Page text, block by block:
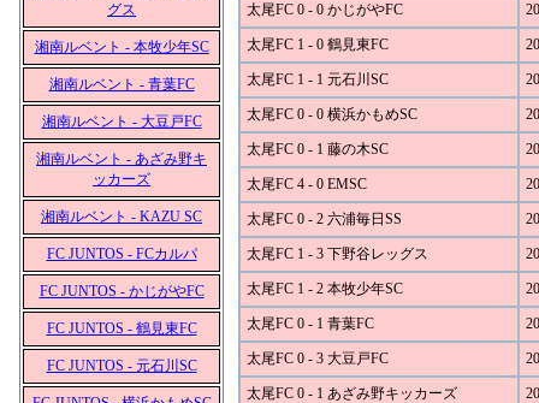
グス
湘南ルベント - 本牧少年SC
湘南ルベント - 青葉FC
湘南ルベント - 大豆戸FC
湘南ルベント - あざみ野キ
ッカーズ
湘南ルベント - KAZU SC
FC JUNTOS - FCカルパ
FC JUNTOS - かじがやFC
FC JUNTOS - 鶴見東FC
FC JUNTOS - 元石川SC
太尾FC 0 - 0 かじがやFC
太尾FC 1 - 0 鶴見東FC
太尾FC 1 - 1 元石川SC
太尾FC 0 - 0 横浜かもめSC
太尾FC 0 - 1 藤の木SC
太尾FC 4 - 0 EMSC
太尾FC 0 - 2 六浦毎日SS
太尾FC 1 - 3 下野谷レッグス
太尾FC 1 - 2 本牧少年SC
太尾FC 0 - 1 青葉FC
太尾FC 0 - 3 大豆戸FC
太尾FC 0 - 1 あざみ野キッカーズ